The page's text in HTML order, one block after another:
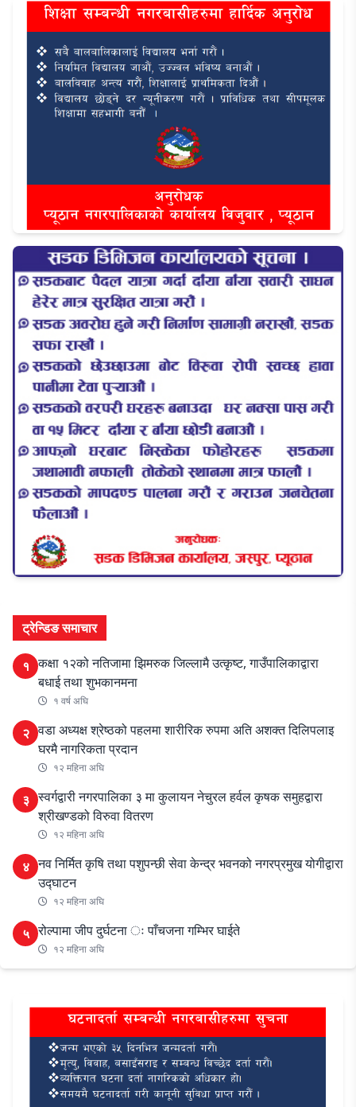
ट्रेन्डिङ समाचार
१ कक्षा १२को नतिजामा झिमरुक जिल्लामै उत्कृष्ट, गाउँपालिकाद्वारा
बधाई तथा शुभकानमना
१ वर्ष अघि
२ वडा अध्यक्ष श्रेष्ठको पहलमा शारीरिक रुपमा अति अशक्त दिलिपलाइ
घरमै नागरिकता प्रदान
१२ महिना अघि
३ स्वर्गद्वारी नगरपालिका ३ मा कुलायन नेचुरल हर्वल कृषक समुहद्वारा
श्रीखण्डको विरुवा वितरण
१२ महिना अघि
४ नव निर्मित कृषि तथा पशुपन्छी सेवा केन्द्र भवनको नगरप्रमुख योगीद्वारा
उद्घाटन
१२ महिना अघि
५ रोल्पामा जीप दुर्घटना ः पाँचजना गम्भिर घाईते
१२ महिना अघि